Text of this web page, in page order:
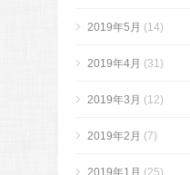
2019年5月 (14)
2019年4月 (31)
2019年3月 (12)
2019年2月 (7)
2019年1月 (25)